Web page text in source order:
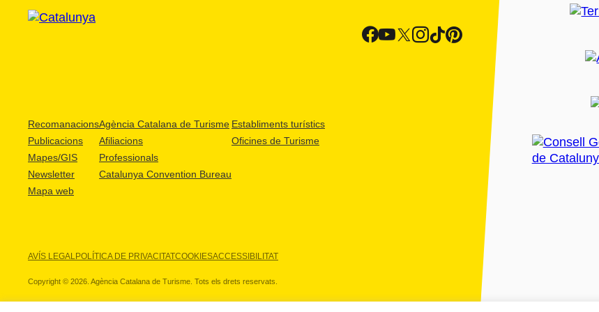
Recomanacions
Publicacions
Mapes/GIS
Newsletter
Mapa web
Agència Catalana de Turisme
Afiliacions
Professionals
Catalunya Convention Bureau
Establiments turístics
Oficines de Turisme
AVÍS LEGALPOLÍTICA DE PRIVACITATCOOKIESACCESSIBILITAT
Copyright © 2026. Agència Catalana de Turisme. Tots els drets reservats.